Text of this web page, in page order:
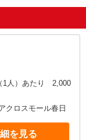
1人）あたり 2,000
クロスモール春日
を見る